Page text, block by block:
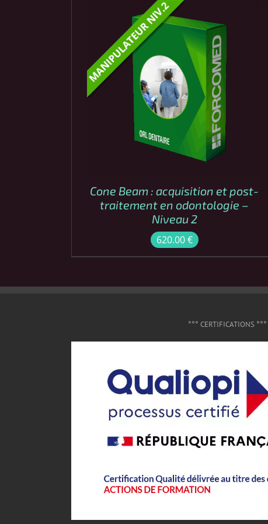
COMMANDER / APERÇU
Cone Beam : acquisition et post-
traitement en odontologie –
Niveau 2
620.00€
°°° CERTIFICATIONS °°°